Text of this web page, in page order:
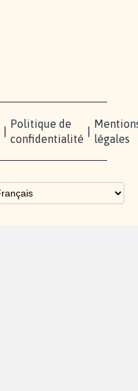
Politique de
confidentialité
légales